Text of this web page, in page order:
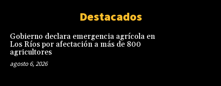
Destacados
Gobierno declara emergencia agrícola en
Los Ríos por afectación a más de 800
agricultores
agosto 6, 2026